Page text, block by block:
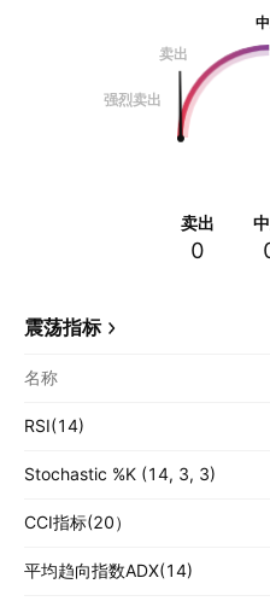
卖出
强烈卖出
卖出
0
震荡指标
名称
RSI(14)
Stochastic %K (14, 3, 3)
CCI指标(20）
平均趋向指数ADX(14)